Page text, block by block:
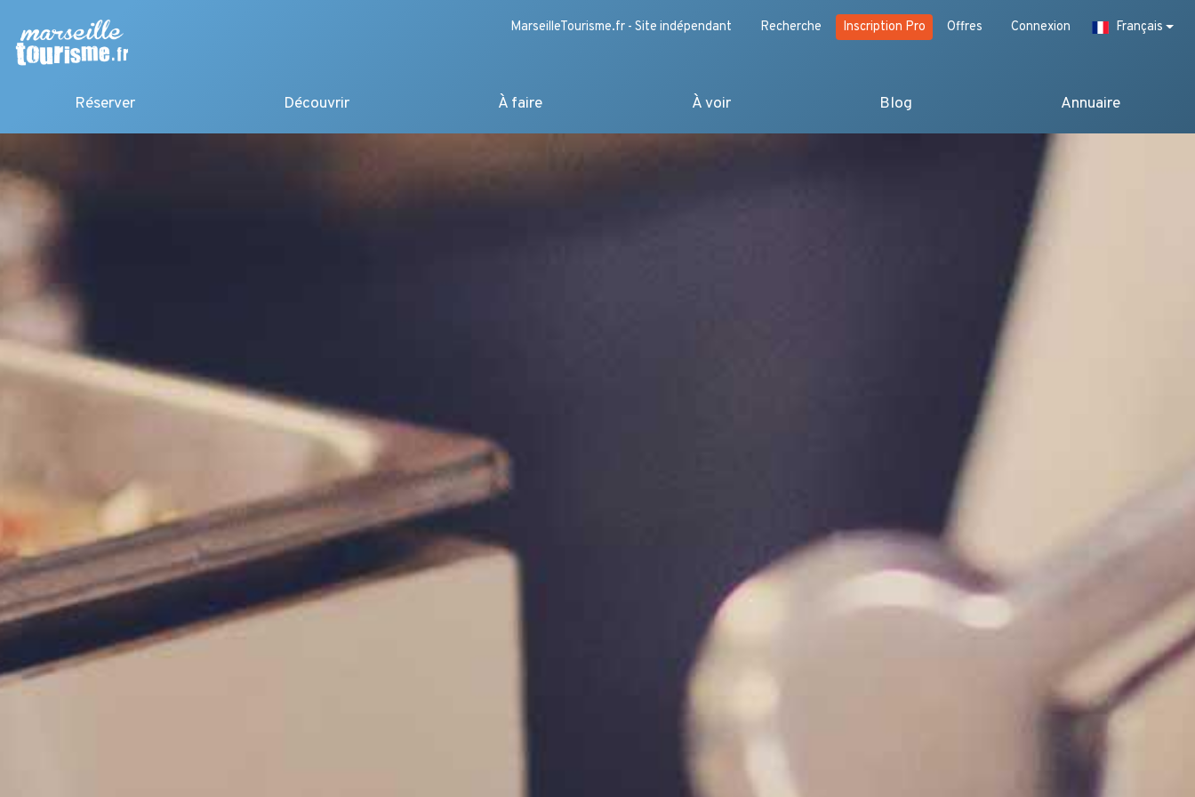
MarseilleTourisme.fr - Site indépendant Recherche Inscription Pro Offres Connexion Français
Réserver Découvrir À faire À voir Blog Annuaire